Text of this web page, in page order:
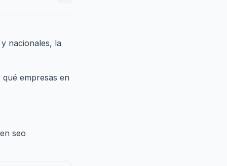
nacionales, la
empresas en
seo